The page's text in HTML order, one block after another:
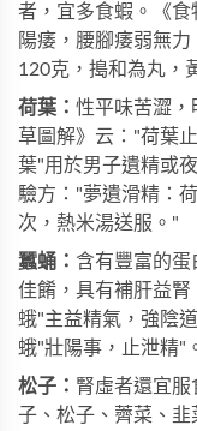
者，宜多食蝦。《食
陽痿，腰腳痿弱無
120克，搗和為丸，
荷葉： 性平味苦澀，
草圖解》云："荷葉
葉"用於男子遺精或
驗方："夢遺滑精：
次，熱米湯送服。"
蠶蛹： 含有豐富的
佳餚，具有補肝益
蛾"主益精氣，強陰
蛾"壯陽事，止泄精"
松子： 腎虛者還宜
子、松子、薺菜、